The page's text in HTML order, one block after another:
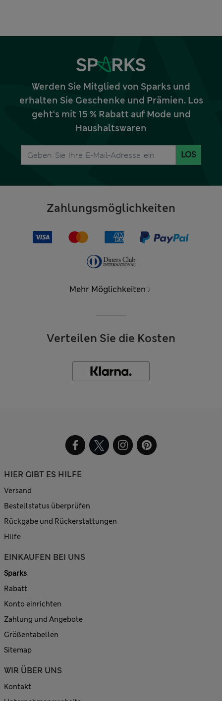
Werden Sie Mitglied von Sparks und
erhalten Sie Geschenke und Prämien. Los
geht‘s mit 15 % Rabatt auf Mode und
Haushaltswaren
LOS
Zahlungsmöglichkeiten
Mehr Möglichkeiten
Verteilen Sie die Kosten
HIER GIBT ES HILFE
Versand
Bestellstatus überprüfen
Rückgabe und Rückerstattungen
Hilfe
EINKAUFEN BEI UNS
Sparks
Rabatt
Konto einrichten
Zahlung und Angebote
Größentabellen
Sitemap
WIR ÜBER UNS
Kontakt